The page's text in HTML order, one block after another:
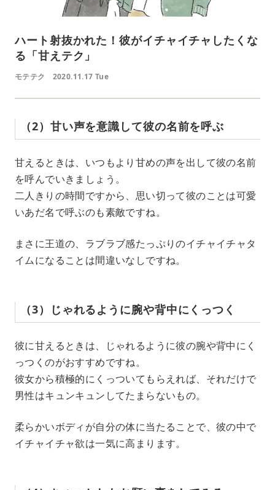
ハート射抜かれた！彼がイチャイチャしたくな
る「甘えテク」
モテテク 2020.11.17 Tue
（2）甘い声を意識して彼の名前を呼ぶ
甘えるときは、いつもより甘めの声を出して彼の名前
を呼んでいきましょう。
二人きりの時間ですから、思い切って彼のことは可愛
いあだ名で呼ぶのも素敵ですね。
まさに王道の、ラブラブ感たっぷりのイチャイチャタ
イムになることは間違いなしですね。
（3）じゃれるように腕や背中にくっつく
彼に甘えるときは、じゃれるように彼の腕や背中にく
っつくのがおすすめですね。
彼女から積極的にくっついてもらえれば、それだけで
男性はキュンキュンしてたまらないもの。
柔らかいボディが自分の体に当たることで、彼の中で
イチャイチャ欲は一気に高まります。